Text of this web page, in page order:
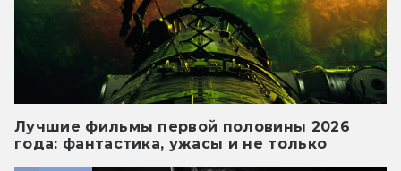
Лучшие фильмы первой половины 2026
года: фантастика, ужасы и не только